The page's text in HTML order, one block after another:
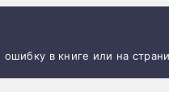
в книге или на